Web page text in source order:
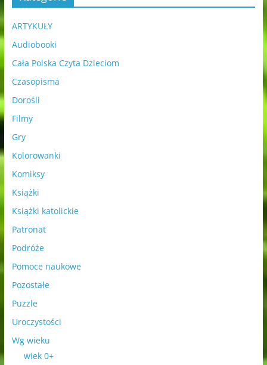
ARTYKUŁY
Audiobooki
Cała Polska Czyta Dzieciom
Czasopisma
Dorośli
Filmy
Gry
Kolorowanki
Komiksy
Książki
Książki katolickie
Patronat
Podróże
Pomoce naukowe
Pozostałe
Puzzle
Uroczystości
Wg wieku
wiek 0+